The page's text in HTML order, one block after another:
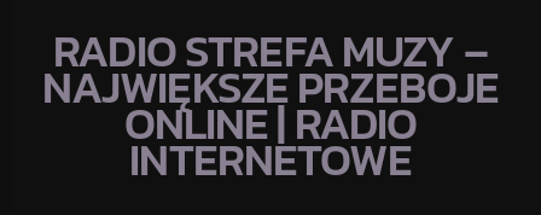
RADIO STREFA MUZY –
NAJWIĘKSZE PRZEBOJE
ONLINE | RADIO
INTERNETOWE